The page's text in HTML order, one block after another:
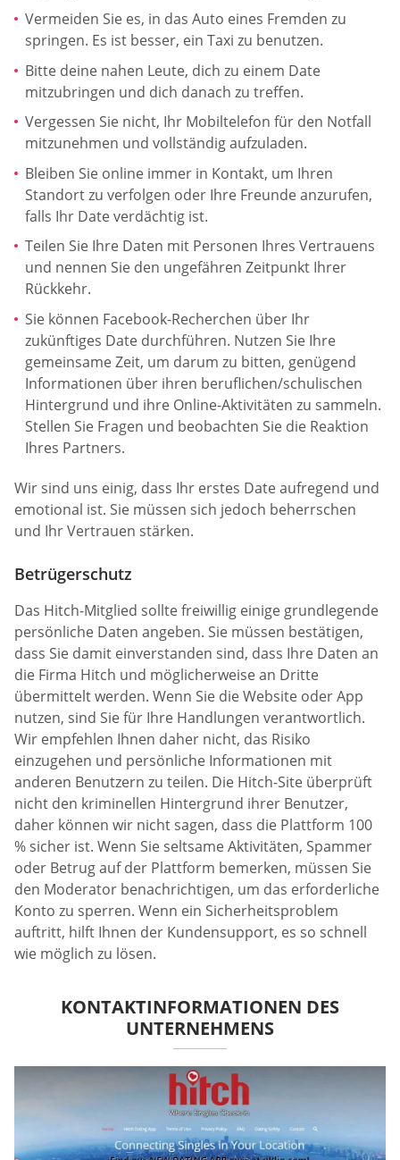
Vermeiden Sie es, in das Auto eines Fremden zu
springen. Es ist besser, ein Taxi zu benutzen.
Bitte deine nahen Leute, dich zu einem Date
mitzubringen und dich danach zu treffen.
Vergessen Sie nicht, Ihr Mobiltelefon für den Notfall
mitzunehmen und vollständig aufzuladen.
Bleiben Sie online immer in Kontakt, um Ihren
Standort zu verfolgen oder Ihre Freunde anzurufen,
falls Ihr Date verdächtig ist.
Teilen Sie Ihre Daten mit Personen Ihres Vertrauens
und nennen Sie den ungefähren Zeitpunkt Ihrer
Rückkehr.
Sie können Facebook-Recherchen über Ihr
zukünftiges Date durchführen. Nutzen Sie Ihre
gemeinsame Zeit, um darum zu bitten, genügend
Informationen über ihren beruflichen/schulischen
Hintergrund und ihre Online-Aktivitäten zu sammeln.
Stellen Sie Fragen und beobachten Sie die Reaktion
Ihres Partners.
Wir sind uns einig, dass Ihr erstes Date aufregend und
emotional ist. Sie müssen sich jedoch beherrschen
und Ihr Vertrauen stärken.
Betrügerschutz
Das Hitch-Mitglied sollte freiwillig einige grundlegende
persönliche Daten angeben. Sie müssen bestätigen,
dass Sie damit einverstanden sind, dass Ihre Daten an
die Firma Hitch und möglicherweise an Dritte
übermittelt werden. Wenn Sie die Website oder App
nutzen, sind Sie für Ihre Handlungen verantwortlich.
Wir empfehlen Ihnen daher nicht, das Risiko
einzugehen und persönliche Informationen mit
anderen Benutzern zu teilen. Die Hitch-Site überprüft
nicht den kriminellen Hintergrund ihrer Benutzer,
daher können wir nicht sagen, dass die Plattform 100
% sicher ist. Wenn Sie seltsame Aktivitäten, Spammer
oder Betrug auf der Plattform bemerken, müssen Sie
den Moderator benachrichtigen, um das erforderliche
Konto zu sperren. Wenn ein Sicherheitsproblem
auftritt, hilft Ihnen der Kundensupport, es so schnell
wie möglich zu lösen.
KONTAKTINFORMATIONEN DES
UNTERNEHMENS